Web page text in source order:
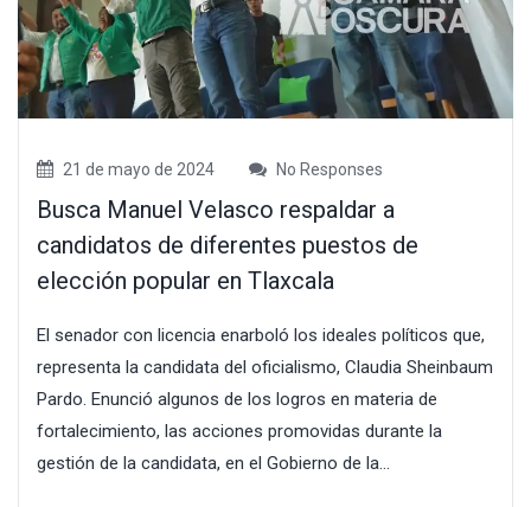
21 de mayo de 2024 No Responses
Busca Manuel Velasco respaldar a
candidatos de diferentes puestos de
elección popular en Tlaxcala
El senador con licencia enarboló los ideales políticos que,
representa la candidata del oficialismo, Claudia Sheinbaum
Pardo. Enunció algunos de los logros en materia de
fortalecimiento, las acciones promovidas durante la
gestión de la candidata, en el Gobierno de la...